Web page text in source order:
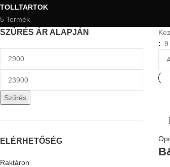
TOLLTARTOK
5 Termék
SZŰRÉS ÁR ALAPJÁN
Szűrés
ELÉRHETŐSÉG
Raktáron
9